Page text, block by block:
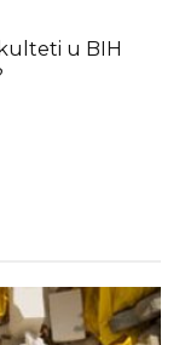
u BIH